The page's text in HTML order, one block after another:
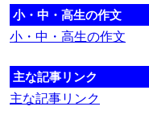
小・中・高生の作文
小・中・高生の作文
主な記事リンク
主な記事リンク